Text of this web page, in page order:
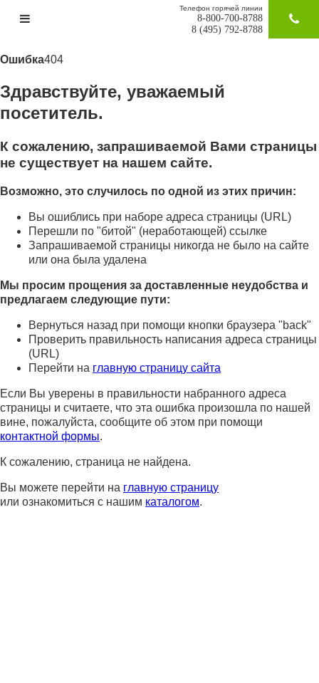
Телефон горячей линии
8-800-700-8788
8 (495) 792-8788
Ошибка404
Здравствуйте, уважаемый
посетитель.
К сожалению, запрашиваемой Вами страницы
не существует на нашем сайте.
Возможно, это случилось по одной из этих причин:
Вы ошиблись при наборе адреса страницы (URL)
Перешли по "битой" (неработающей) ссылке
Запрашиваемой страницы никогда не было на сайте
или она была удалена
Мы просим прощения за доставленные неудобства и
предлагаем следующие пути:
Вернуться назад при помощи кнопки браузера "back"
Проверить правильность написания адреса страницы
(URL)
Перейти на главную страницу сайта
Если Вы уверены в правильности набранного адреса
страницы и считаете, что эта ошибка произошла по нашей
вине, пожалуйста, сообщите об этом при помощи
контактной формы.
К сожалению, страница не найдена.
Вы можете перейти на главную страницу
или ознакомиться с нашим каталогом.